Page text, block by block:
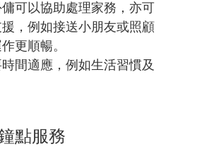
可以協助處理家務，亦可
，例如接送小朋友或照顧
更順暢。
間適應，例如生活習慣及
點服務